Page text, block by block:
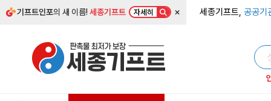
기프트인포의 새 이름!세종기프트 자세히 × 세종기프트, 공공기